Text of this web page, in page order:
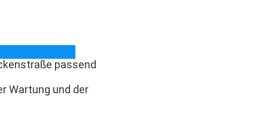
passend
Wartung und der